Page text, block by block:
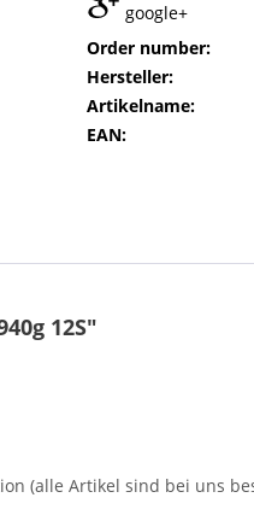
google+
Order number:
Hersteller:
Artikelname:
EAN:
12S"
(alle Artikel sind bei uns